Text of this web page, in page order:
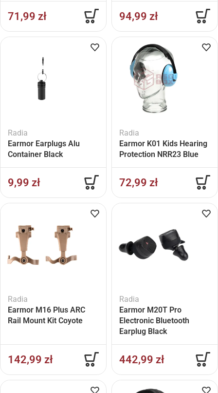
71,99 zł 94,99 zł
Radia
Earmor Earplugs Alu
Container Black
9,99 zł
Radia
Earmor K01 Kids Hearing
Protection NRR23 Blue
72,99 zł
Radia
Earmor M16 Plus ARC
Rail Mount Kit Coyote
142,99 zł
Radia
Earmor M20T Pro
Electronic Bluetooth
Earplug Black
442,99 zł